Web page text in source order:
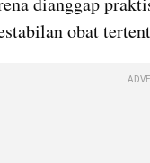
obat